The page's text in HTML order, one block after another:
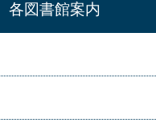
各図書館案内